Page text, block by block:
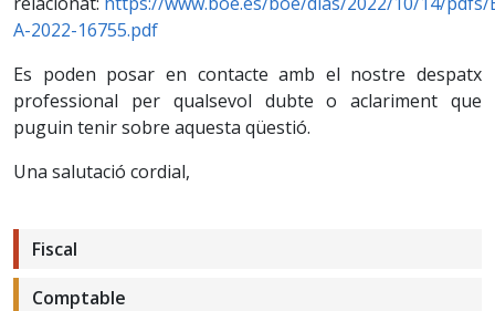
A-2022-16755.pdf
Es poden posar en contacte amb el nostre despatx
professional per qualsevol dubte o aclariment que
puguin tenir sobre aquesta qüestió.
Una salutació cordial,
Fiscal
Comptable